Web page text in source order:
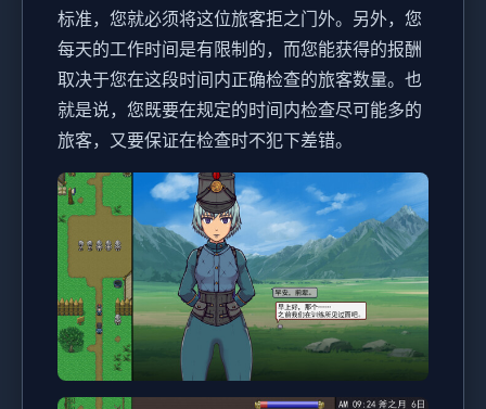
标准，您就必须将这位旅客拒之门外。另外，您
每天的工作时间是有限制的，而您能获得的报酬
取决于您在这段时间内正确检查的旅客数量。也
就是说，您既要在规定的时间内检查尽可能多的
旅客，又要保证在检查时不犯下差错。